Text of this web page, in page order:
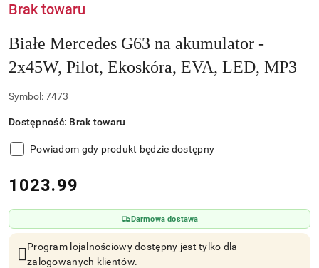
Brak towaru
Białe Mercedes G63 na akumulator -
2x45W, Pilot, Ekoskóra, EVA, LED, MP3
Symbol:7473
Dostępność: Brak towaru
Powiadom gdy produkt będzie dostępny
cena:
1023.99
Darmowa dostawa
Program lojalnościowy dostępny jest tylko dla
zalogowanych klientów.